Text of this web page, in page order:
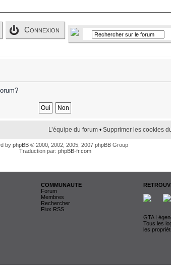
Connexion
L’équipe du forum • Supprimer les cookies
by phpBB © 2000, 2002, 2005, 2007 phpBB Group
Traduction par: phpBB-fr.com
COMMUNAUTE
Forum
Membres
Rechercher
Flux RSS
GTA
Tous les
les